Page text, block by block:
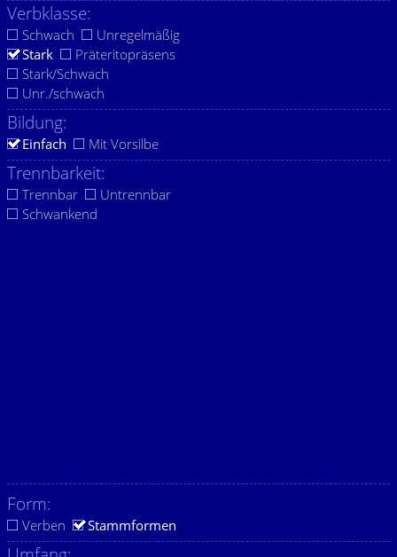
Verbklasse:
Schwach
Unregelmäßig
Stark
Präteritopräsens
Stark/Schwach
Unr./schwach
Bildung:
Einfach Mit Vorsilbe
Trennbarkeit:
Trennbar
Untrennbar
Schwankend
Form:
Verben Stammformen